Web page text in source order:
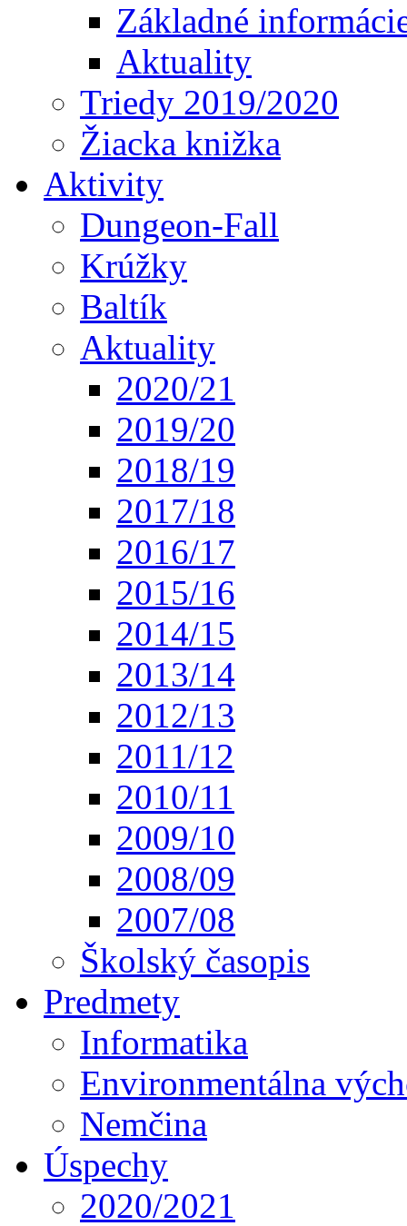
Základné
Aktuality
Triedy 2019/2020
Žiacka knižka
Aktivity
Dungeon-Fall
Krúžky
Baltík
Aktuality
2020/21
2019/20
2018/19
2017/18
2016/17
2015/16
2014/15
2013/14
2012/13
2011/12
2010/11
2009/10
2008/09
2007/08
Školský časopis
Predmety
Informatika
Environmentálna
Nemčina
Úspechy
2020/2021